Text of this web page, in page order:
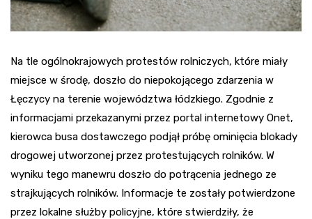
Na tle ogólnokrajowych protestów rolniczych, które miały
miejsce w środę, doszło do niepokojącego zdarzenia w
Łęczycy na terenie województwa łódzkiego. Zgodnie z
informacjami przekazanymi przez portal internetowy Onet,
kierowca busa dostawczego podjął próbę ominięcia blokady
drogowej utworzonej przez protestujących rolników. W
wyniku tego manewru doszło do potrącenia jednego ze
strajkujących rolników. Informacje te zostały potwierdzone
przez lokalne służby policyjne, które stwierdziły, że